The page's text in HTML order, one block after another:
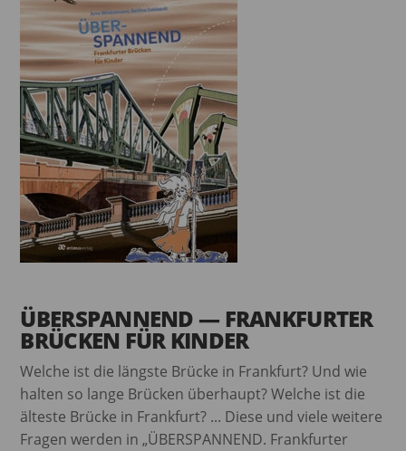
ÜBERSPANNEND — FRANKFURTER
BRÜCKEN FÜR KINDER
Welche ist die längste Brücke in Frankfurt? Und wie
halten so lange Brücken überhaupt? Welche ist die
älteste Brücke in Frankfurt? ... Diese und viele weitere
Fragen werden in „ÜBERSPANNEND. Frankfurter